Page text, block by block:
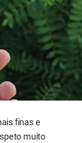
finas e
muito